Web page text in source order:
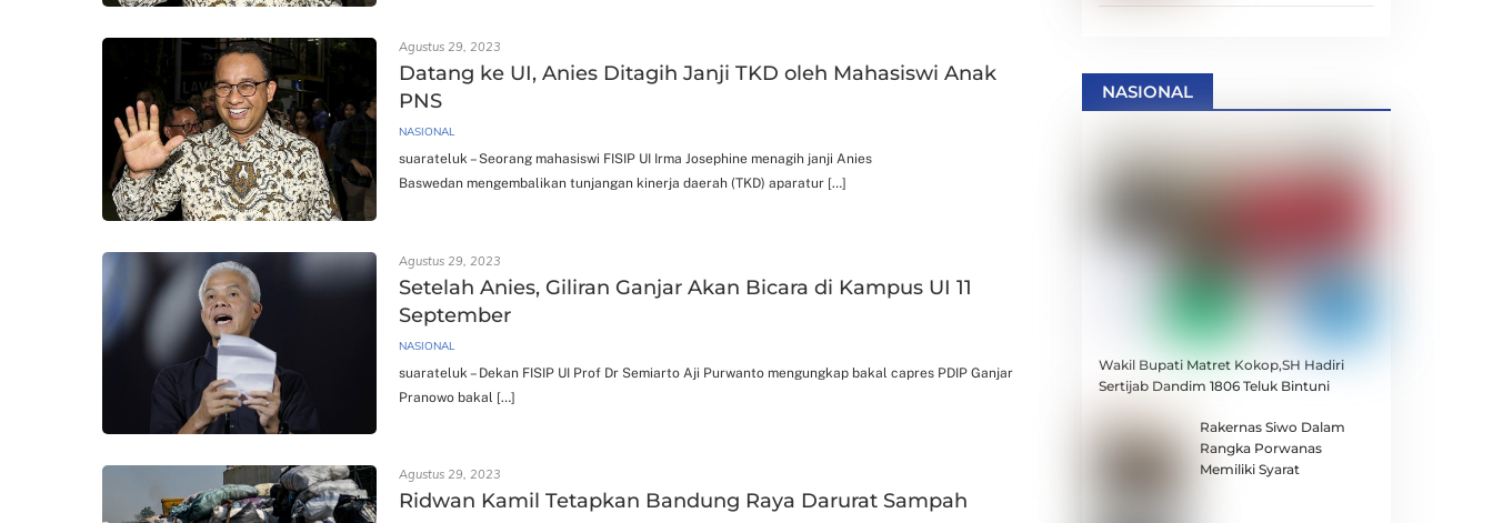
Agustus 29, 2023
Datang ke UI, Anies Ditagih Janji TKD oleh Mahasiswi Anak
PNS
NASIONAL
suarateluk – Seorang mahasiswi FISIP UI Irma Josephine menagih janji Anies
Baswedan mengembalikan tunjangan kinerja daerah (TKD) aparatur […]
Agustus 29, 2023
Setelah Anies, Giliran Ganjar Akan Bicara di Kampus UI 11
September
NASIONAL
suarateluk – Dekan FISIP UI Prof Dr Semiarto Aji Purwanto mengungkap bakal capres PDIP Ganjar
Pranowo bakal […]
Agustus 29, 2023
Ridwan Kamil Tetapkan Bandung Raya Darurat Sampah
NASIONAL
Wakil Bupati Matret Kokop,SH Hadiri
Sertijab Dandim 1806 Teluk Bintuni
Rakernas Siwo Dalam
Rangka Porwanas
Memiliki Syarat